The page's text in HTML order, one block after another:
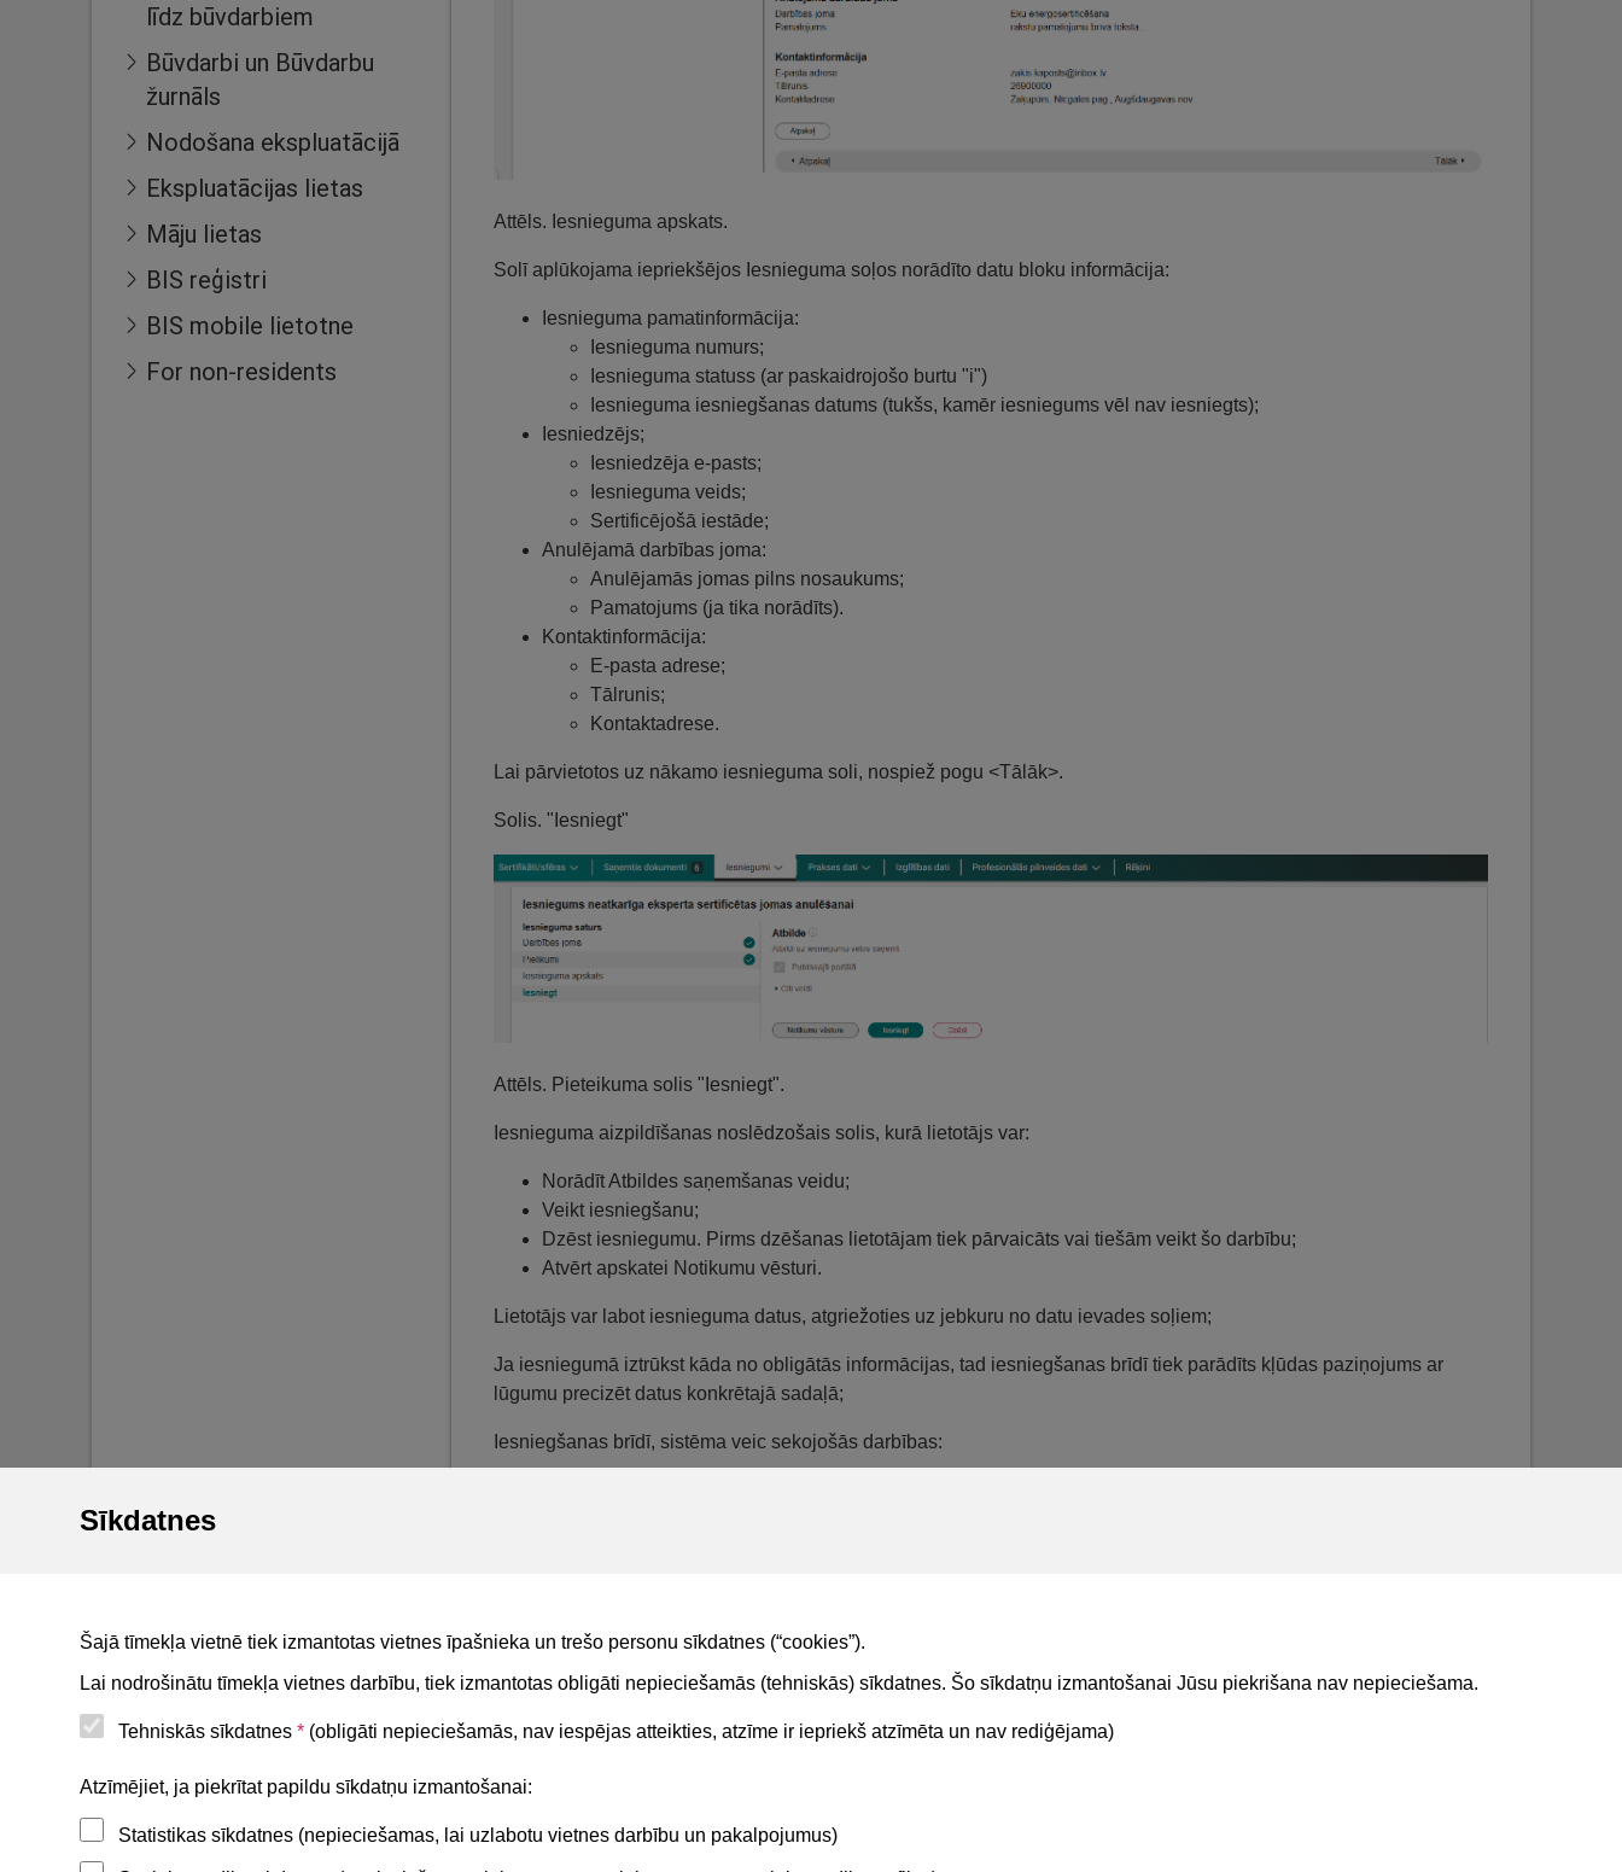
Sīkdatnes
Šajā tīmekļa vietnē tiek izmantotas vietnes īpašnieka un trešo personu sīkdatnes (“cookies”).
Lai nodrošinātu tīmekļa vietnes darbību, tiek izmantotas obligāti nepieciešamās (tehniskās) sīkdatnes. Šo sīkdatņu izmantošanai Jūsu piekrišana nav nepieciešama.
Tehniskās sīkdatnes * (obligāti nepieciešamās, nav iespējas atteikties, atzīme ir iepriekš atzīmēta un nav rediģējama)
Atzīmējiet, ja piekrītat papildu sīkdatņu izmantošanai:
Statistikas sīkdatnes (nepieciešamas, lai uzlabotu vietnes darbību un pakalpojumus)
līdz būvdarbiem
Būvdarbi un Būvdarbu
žurnāls
Nodošana ekspluatācijā
Ekspluatācijas lietas
Māju lietas
BIS reģistri
BIS mobile lietotne
For non-residents
Attēls. Iesnieguma apskats.
Solī aplūkojama iepriekšējos Iesnieguma soļos norādīto datu bloku informācija:
Iesnieguma pamatinformācija:
Iesnieguma numurs;
Iesnieguma statuss (ar paskaidrojošo burtu "i")
Iesnieguma iesniegšanas datums (tukšs, kamēr iesniegums vēl nav iesniegts);
Iesniedzējs;
Iesniedzēja e-pasts;
Iesnieguma veids;
Sertificējošā iestāde;
Anulējamā darbības joma:
Anulējamās jomas pilns nosaukums;
Pamatojums (ja tika norādīts).
Kontaktinformācija:
E-pasta adrese;
Tālrunis;
Kontaktadrese.
Lai pārvietotos uz nākamo iesnieguma soli, nospiež pogu <Tālāk>.
Solis. "Iesniegt"
Attēls. Pieteikuma solis "Iesniegt".
Iesnieguma aizpildīšanas noslēdzošais solis, kurā lietotājs var:
Norādīt Atbildes saņemšanas veidu;
Veikt iesniegšanu;
Dzēst iesniegumu. Pirms dzēšanas lietotājam tiek pārvaicāts vai tiešām veikt šo darbību;
Atvērt apskatei Notikumu vēsturi.
Lietotājs var labot iesnieguma datus, atgriežoties uz jebkuru no datu ievades soļiem;
Ja iesniegumā iztrūkst kāda no obligātās informācijas, tad iesniegšanas brīdī tiek parādīts kļūdas paziņojums ar
lūgumu precizēt datus konkrētajā sadaļā;
Iesniegšanas brīdī, sistēma veic sekojošās darbības:
Noderīgi
Privātuma politika
BIS atbalsta dienesta tālrunis: